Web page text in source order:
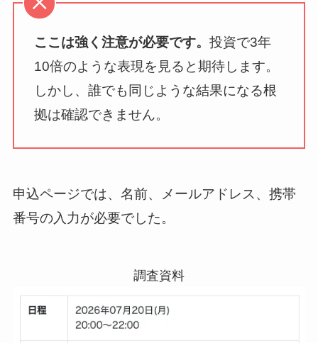
ここは強く注意が必要です。投資で3年
10倍のような表現を見ると期待します。
しかし、誰でも同じような結果になる根
拠は確認できません。
申込ページでは、名前、メールアドレス、携帯
番号の入力が必要でした。